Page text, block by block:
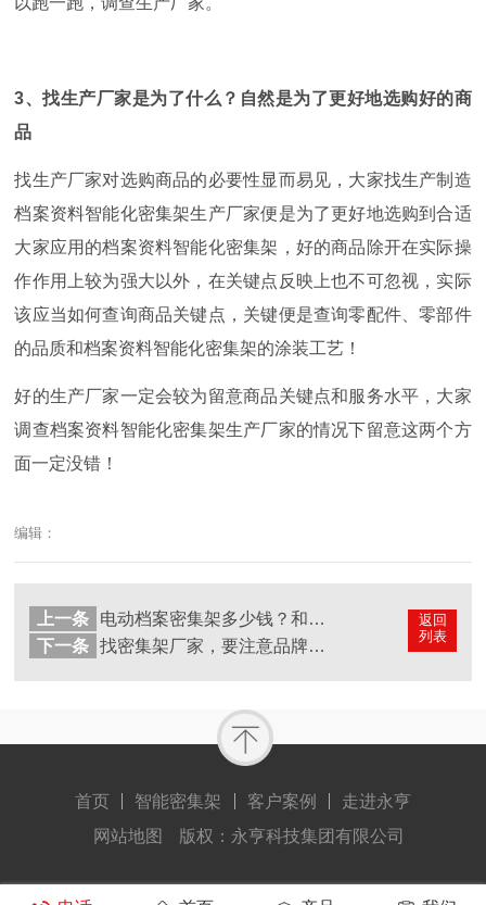
3、找生产厂家是为了什么？自然是为了更好地选购好的商
品
找生产厂家对选购商品的必要性显而易见，大家找生产制造
档案资料智能化密集架生产厂家便是为了更好地选购到合适
大家应用的档案资料智能化密集架，好的商品除开在实际操
作作用上较为强大以外，在关键点反映上也不可忽视，实际
该应当如何查询商品关键点，关键便是查询零配件、零部件
的品质和档案资料智能化密集架的涂装工艺！
好的生产厂家一定会较为留意商品关键点和服务水平，大家
调查档案资料智能化密集架生产厂家的情况下留意这两个方
面一定没错！
编辑：
返回
列表
上一条
电动档案密集架多少钱？和智能档案密集架相比哪一种好？
下一条
找密集架厂家，要注意品牌吗？品牌重要吗？
首页 智能密集架 客户案例
走进永亨
网站地图
版权：永亨科技集团有限公司